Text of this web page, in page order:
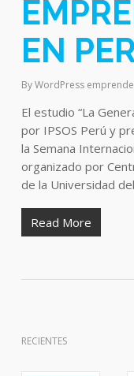
EN
ByWordPress emprende
El estudio “La
por IPSOS Perú y
la Semana
organizado por
de la Universidad
Read More
RECIENTES